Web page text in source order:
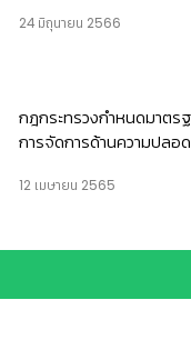
24 มิถุนายน 2566
กฎกระทรวงกำหนดมาตร
การจัดการด้านความปล
12 เมษายน 2565